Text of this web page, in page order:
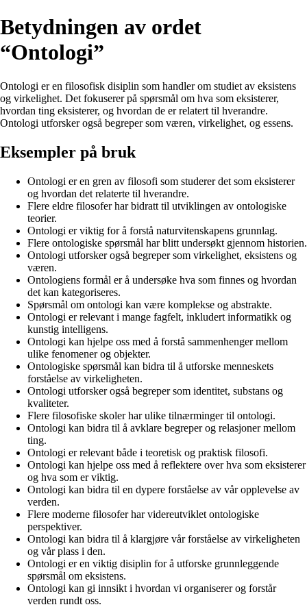
Betydningen av ordet
“Ontologi”
Ontologi er en filosofisk disiplin som handler om studiet av eksistens
og virkelighet. Det fokuserer på spørsmål om hva som eksisterer,
hvordan ting eksisterer, og hvordan de er relatert til hverandre.
Ontologi utforsker også begreper som væren, virkelighet, og essens.
Eksempler på bruk
Ontologi er en gren av filosofi som studerer det som eksisterer
og hvordan det relaterte til hverandre.
Flere eldre filosofer har bidratt til utviklingen av ontologiske
teorier.
Ontologi er viktig for å forstå naturvitenskapens grunnlag.
Flere ontologiske spørsmål har blitt undersøkt gjennom historien.
Ontologi utforsker også begreper som virkelighet, eksistens og
væren.
Ontologiens formål er å undersøke hva som finnes og hvordan
det kan kategoriseres.
Spørsmål om ontologi kan være komplekse og abstrakte.
Ontologi er relevant i mange fagfelt, inkludert informatikk og
kunstig intelligens.
Ontologi kan hjelpe oss med å forstå sammenhenger mellom
ulike fenomener og objekter.
Ontologiske spørsmål kan bidra til å utforske menneskets
forståelse av virkeligheten.
Ontologi utforsker også begreper som identitet, substans og
kvaliteter.
Flere filosofiske skoler har ulike tilnærminger til ontologi.
Ontologi kan bidra til å avklare begreper og relasjoner mellom
ting.
Ontologi er relevant både i teoretisk og praktisk filosofi.
Ontologi kan hjelpe oss med å reflektere over hva som eksisterer
og hva som er viktig.
Ontologi kan bidra til en dypere forståelse av vår opplevelse av
verden.
Flere moderne filosofer har videreutviklet ontologiske
perspektiver.
Ontologi kan bidra til å klargjøre vår forståelse av virkeligheten
og vår plass i den.
Ontologi er en viktig disiplin for å utforske grunnleggende
spørsmål om eksistens.
Ontologi kan gi innsikt i hvordan vi organiserer og forstår
verden rundt oss.